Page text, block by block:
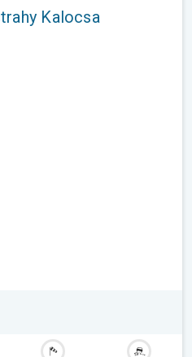
Kalocsa